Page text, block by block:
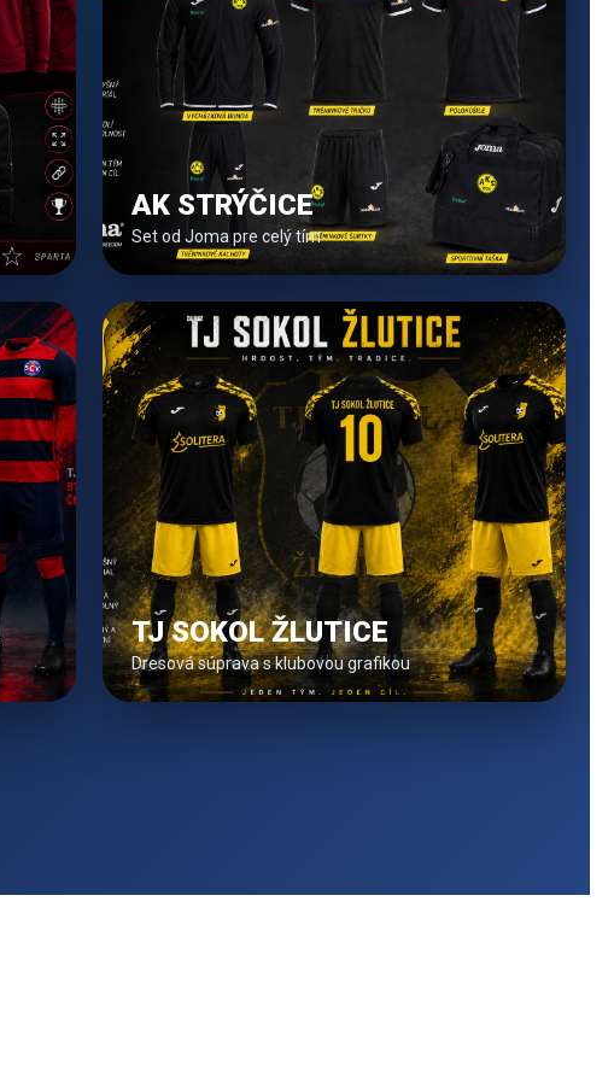
AK STRÝČICE
Set od Joma pre celý tím
TJ SOKOL ŽLUTICE
Dresová súprava s klubovou grafikou